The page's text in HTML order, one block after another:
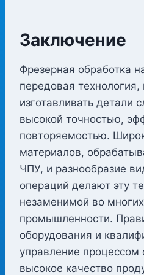
Заключение
Фрезерная обработка
передовая технология,
изготавливать детали
высокой точностью,
повторяемостью.
материалов,
ЧПУ, и разнообразие
операций делают эту
незаменимой во
промышленности.
оборудования и
управление процессом
высокое качество